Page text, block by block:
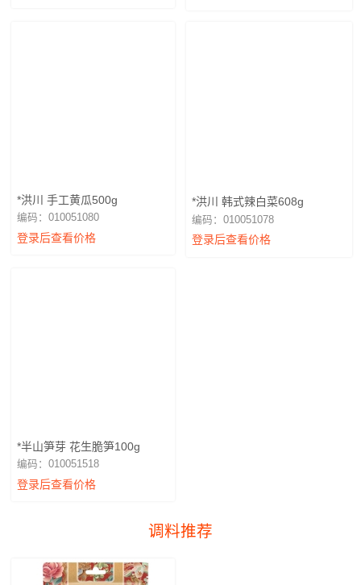
*洪川 手工黄瓜500g
编码：010051080
登录后查看价格
*洪川 韩式辣白菜608g
编码：010051078
登录后查看价格
*半山笋芽 花生脆笋100g
编码：010051518
登录后查看价格
调料推荐